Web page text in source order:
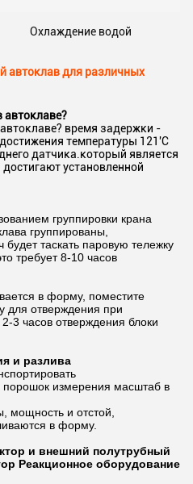
Охлаждение водой
автоклав для различных
время задержки -
температуры 121'C
датчика.который является
установленной
группировки крана
группированы,
таскать паровую тележку
требует 8-10 часов
в форму, поместите
для отверждения при
3 часов отверждения блоки
и разлива
порошок измерения масштаб в
мощность и отстой,
в форму.
и внешний полутрубный
Реакционное оборудование